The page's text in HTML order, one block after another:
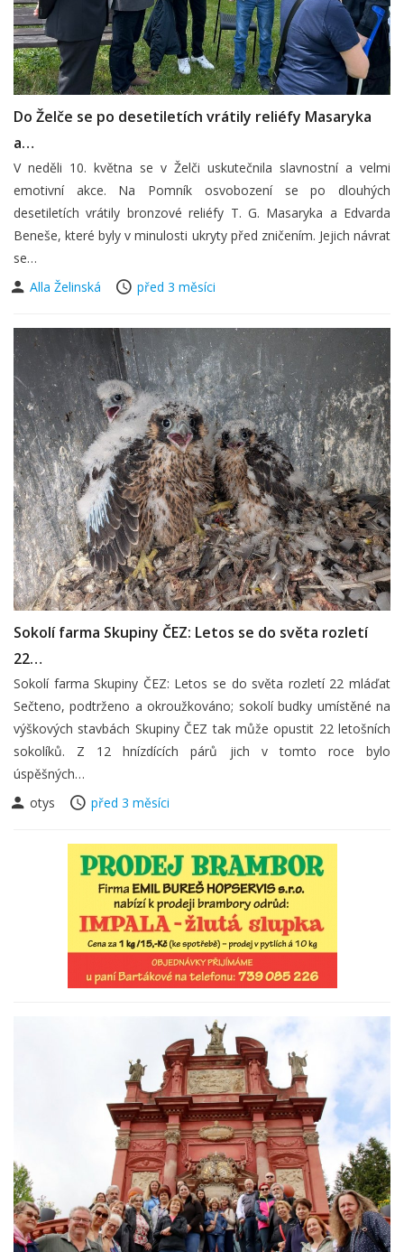
Do Želče se po desetiletích vrátily reliéfy Masaryka
a…
V neděli 10. května se v Želči uskutečnila slavnostní a velmi
emotivní akce. Na Pomník osvobození se po dlouhých
desetiletích vrátily bronzové reliéfy T. G. Masaryka a Edvarda
Beneše, které byly v minulosti ukryty před zničením. Jejich návrat
se…
Alla Želinská
před 3 měsíci
Sokolí farma Skupiny ČEZ: Letos se do světa rozletí
22…
Sokolí farma Skupiny ČEZ: Letos se do světa rozletí 22 mláďat
Sečteno, podtrženo a okroužkováno; sokolí budky umístěné na
výškových stavbách Skupiny ČEZ tak může opustit 22 letošních
sokolíků. Z 12 hnízdících párů jich v tomto roce bylo
úspěšných…
otys
před 3 měsíci